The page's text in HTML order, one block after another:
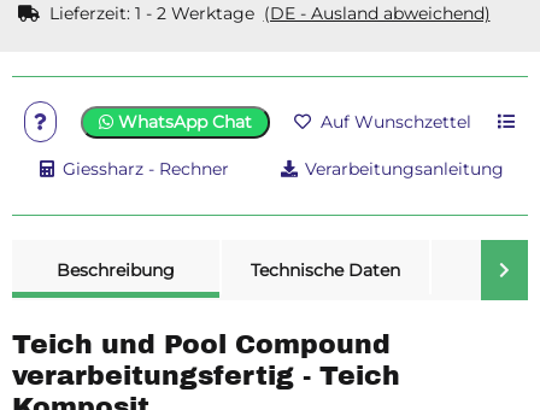
Lieferzeit: 1 - 2 Werktage (DE - Ausland abweichend)
WhatsApp Chat Auf Wunschzettel
Giessharz - Rechner Verarbeitungsanleitung
Beschreibung
Technische Daten
Teich und Pool Compound
verarbeitungsfertig - Teich